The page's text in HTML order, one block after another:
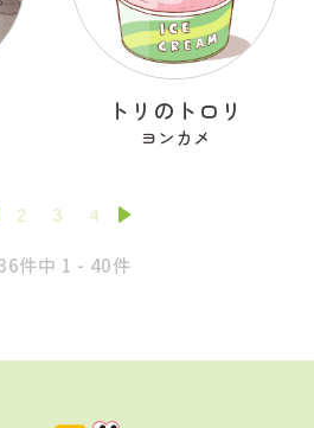
トリのトロリ
ヨンカメ
2 3 4
件中 1 - 40件